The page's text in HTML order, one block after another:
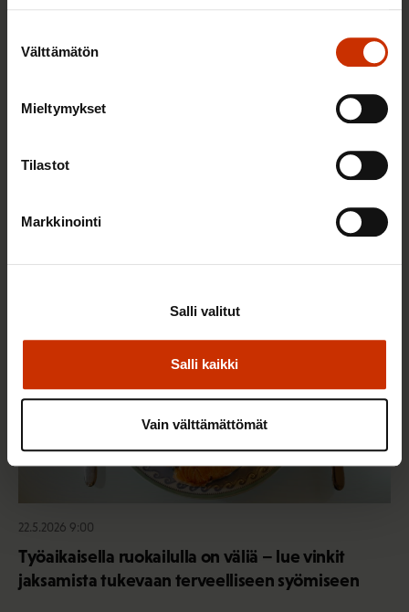
valinta
Välttämätön
Mieltymykset
Tilastot
Markkinointi
Salli kaikki
Salli valitut
Vain välttämättömät
22.5.2026 9:00
Työaikaisella ruokailulla on väliä – lue vinkit
jaksamista tukevaan terveelliseen syömiseen